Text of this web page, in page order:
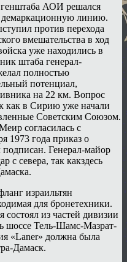
генштаба АОИ решался
демаркационную линию.
против перехода
вмешательства в ход
уже находились в
штаба генерал-
полностью
потенциал,
на 22 км. Вопрос
как в Сирию уже начали
Советским Союзом.
согласилась с
1973 года приказ о
подписан. Генерал-майор
с севера, так какздесь
израильтян
для бронетехники.
из частей дивизии
шоссе Тель-Шамс-Мазрат-
«Laner» должна была
Дамаск.